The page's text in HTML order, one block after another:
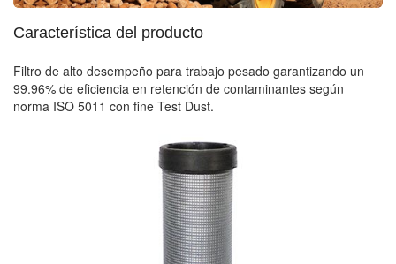
Característica del producto
Filtro de alto desempeño para trabajo pesado garantizando un
99.96% de eficiencia en retención de contaminantes según
norma ISO 5011 con fine Test Dust.